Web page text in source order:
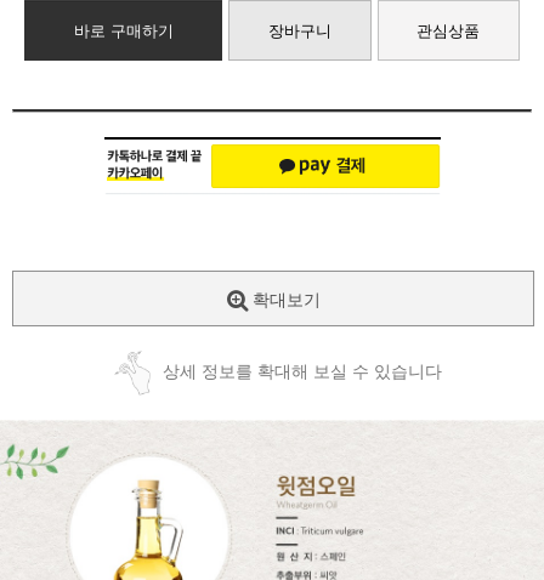
바로 구매하기 장바구니 관심상품
확대보기
상세 정보를 확대해 보실 수 있습니다